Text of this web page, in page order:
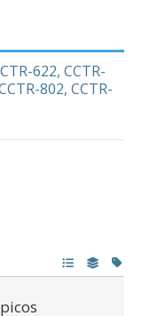
622, CCTR-
802, CCTR-